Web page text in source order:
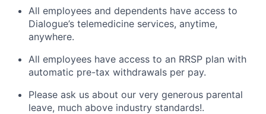
All employees and dependents have access to
Dialogue’s telemedicine services, anytime,
anywhere.
All employees have access to an RRSP plan with
automatic pre-tax withdrawals per pay.
Please ask us about our very generous parental
leave, much above industry standards!.